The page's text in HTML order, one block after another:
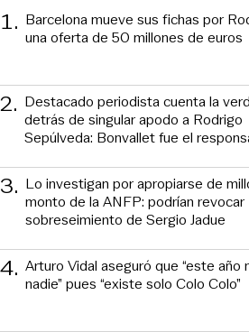
1. Barcelona mueve sus fichas por
una oferta de 50 millones de euros
2. Destacado periodista cuenta la
detrás de singular apodo a Rodrigo
Sepúlveda: Bonvallet fue el
3. Lo investigan por apropiarse de
monto de la ANFP: podrían revocar
sobreseimiento de Sergio Jadue
4. Arturo Vidal aseguró que “este año
nadie” pues “existe solo Colo Colo”